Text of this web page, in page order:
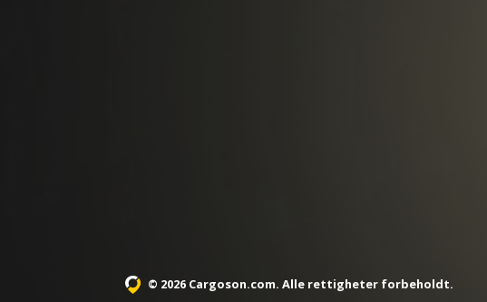
© 2026 Cargoson.com. Alle rettigheter forbeholdt.